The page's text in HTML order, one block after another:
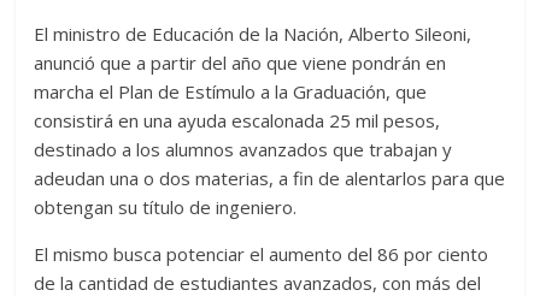
El ministro de Educación de la Nación, Alberto Sileoni,
anunció que a partir del año que viene pondrán en
marcha el Plan de Estímulo a la Graduación, que
consistirá en una ayuda escalonada 25 mil pesos,
destinado a los alumnos avanzados que trabajan y
adeudan una o dos materias, a fin de alentarlos para que
obtengan su título de ingeniero.
El mismo busca potenciar el aumento del 86 por ciento
de la cantidad de estudiantes avanzados, con más del